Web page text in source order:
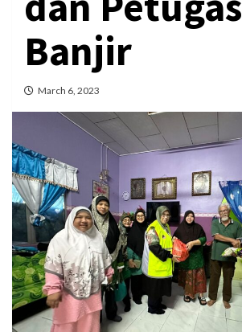
Banjir
March 6, 2023